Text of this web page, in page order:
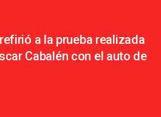
a la prueba realizada
Cabalén con el auto de